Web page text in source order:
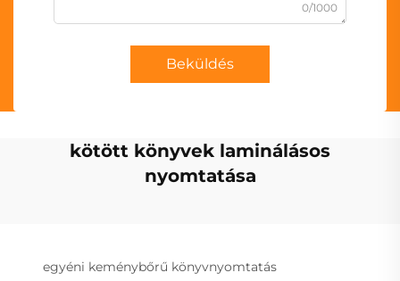
0/1000
Beküldés
kötött könyvek laminálásos
nyomtatása
egyéni keménybőrű könyvnyomtatás